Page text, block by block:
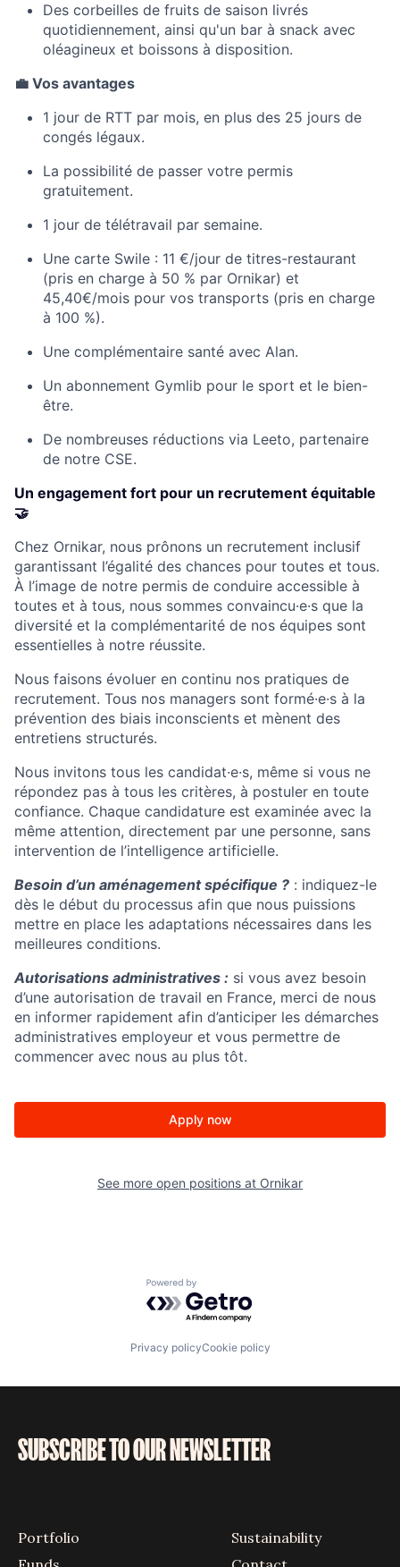
Des corbeilles de fruits de saison livrés
quotidiennement, ainsi qu'un bar à snack avec
oléagineux et boissons à disposition.
💼 Vos avantages
1 jour de RTT par mois, en plus des 25 jours de
congés légaux.
La possibilité de passer votre permis
gratuitement.
1 jour de télétravail par semaine.
Une carte Swile : 11 €/jour de titres-restaurant
(pris en charge à 50 % par Ornikar) et
45,40€/mois pour vos transports (pris en charge
à 100 %).
Une complémentaire santé avec Alan.
Un abonnement Gymlib pour le sport et le bien-
être.
De nombreuses réductions via Leeto, partenaire
de notre CSE.
Un engagement fort pour un recrutement équitable
🤝
Chez Ornikar, nous prônons un recrutement inclusif
garantissant l’égalité des chances pour toutes et tous.
À l’image de notre permis de conduire accessible à
toutes et à tous, nous sommes convaincu·e·s que la
diversité et la complémentarité de nos équipes sont
essentielles à notre réussite.
Nous faisons évoluer en continu nos pratiques de
recrutement. Tous nos managers sont formé·e·s à la
prévention des biais inconscients et mènent des
entretiens structurés.
Nous invitons tous les candidat·e·s, même si vous ne
répondez pas à tous les critères, à postuler en toute
confiance. Chaque candidature est examinée avec la
même attention, directement par une personne, sans
intervention de l’intelligence artificielle.
Besoin d’un aménagement spécifique ? : indiquez-le
dès le début du processus afin que nous puissions
mettre en place les adaptations nécessaires dans les
meilleures conditions.
Autorisations administratives : si vous avez besoin
d’une autorisation de travail en France, merci de nous
en informer rapidement afin d’anticiper les démarches
administratives employeur et vous permettre de
commencer avec nous au plus tôt.
Apply now
See more open positions at Ornikar
Powered by Getro.com
Privacy policyCookie policy
SUBSCRIBE TO OUR NEWSLETTER
Portfolio
Sustainability